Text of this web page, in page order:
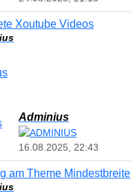
Xoutube Videos
Adminius
16.08.2025, 22:43
am Theme Mindestbreite